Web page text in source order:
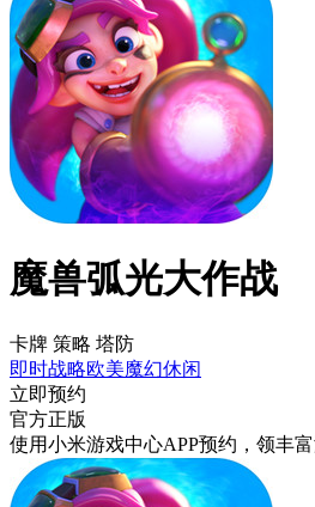
魔兽弧光大作战
卡牌 策略 塔防
即时战略欧美魔幻休闲
立即预约
官方正版
使用小米游戏中心APP预约 ，领丰